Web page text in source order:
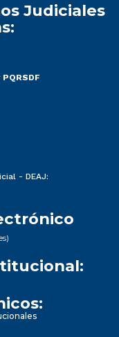
Judiciales
PQRSDF
- DEAJ: